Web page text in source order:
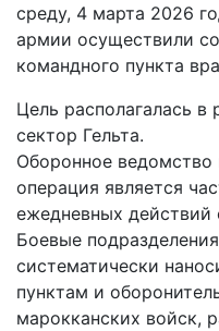
среду, 4 марта 2026
армии осуществили
командного пункта
Цель располагалась
сектор Гельта.
Оборонное ведомство
операция является
ежедневных действий
Боевые
систематически
пунктам и
марокканских войск,